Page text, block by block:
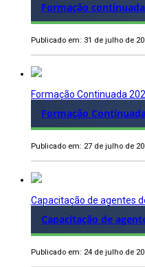
Formação
Publicado em: 31 de julho de
Formação Continuada
Formação
Publicado em: 27 de julho de
Capacitação de agentes
Capacitação de
Publicado em: 24 de julho de